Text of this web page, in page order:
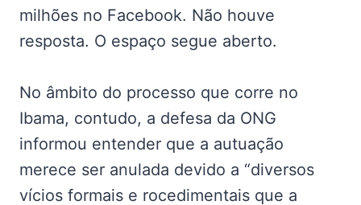
milhões no Facebook. Não houve
resposta. O espaço segue aberto.
No âmbito do processo que corre no
Ibama, contudo, a defesa da ONG
informou entender que a autuação
merece ser anulada devido a “diversos
vícios formais e rocedimentais que a